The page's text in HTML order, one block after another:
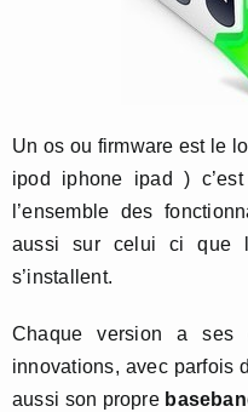
Un os ou firmware est le
ipod iphone ipad )
l’ensemble des
aussi sur celui ci que
s’installent.
Chaque version a ses
innovations, avec parfois
aussi son propre